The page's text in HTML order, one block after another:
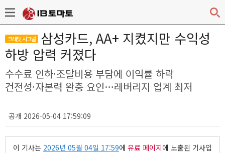
크레딧 시그널
삼성카드, AA+ 지켰지만 수익성
하방 압력 커졌다
수수료 인하·조달비용 부담에 이익률 하락
건전성·자본력 완충 요인…레버리지 업계 최저
공개 2026-05-04 17:59:09
이 기사는 2026년 05월 04일 17:59에 유료 페이지에 노출된 기사입